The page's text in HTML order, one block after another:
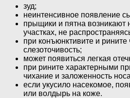
зуд;
неинтенсивное появление
прыщики и пятна возникают
участках, не
при конъюнктивите и рините
слезоточивость;
может появиться легкая
при рините характерными
чихание и заложенность
если укусило насекомое,
или волдырь на коже.